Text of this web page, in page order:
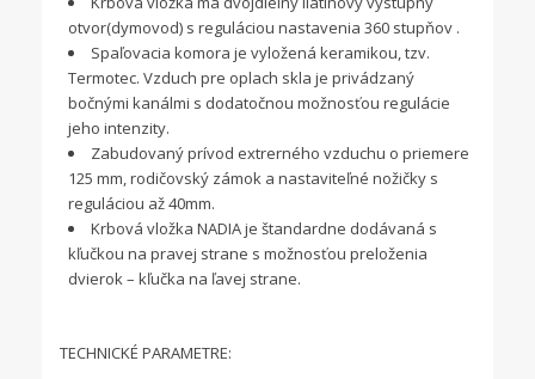
otvor(dymovod) s reguláciou nastavenia 360 stupňov .
Spaľovacia komora je vyložená keramikou, tzv.
Termotec. Vzduch pre oplach skla je privádzaný
bočnými kanálmi s dodatočnou možnosťou regulácie
jeho intenzity.
Zabudovaný prívod extrerného vzduchu o priemere
125 mm, rodičovský zámok a nastaviteľné nožičky s
reguláciou až 40mm.
Krbová vložka NADIA je štandardne dodávaná s
kľučkou na pravej strane s možnosťou preloženia
dvierok – kľučka na ľavej strane.
TECHNICKÉ PARAMETRE: